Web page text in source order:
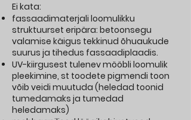
Ei kata:
fassaadimaterjali loomulikku
struktuurset eripära: betoonsegu
valamise käigus tekkinud õhuaukude
suurus ja tihedus fassaadiplaadis.
UV-kiirgusest tulenev mööbli loomulik
pleekimine, st toodete pigmendi toon
võib veidi muutuda (heledad toonid
tumedamaks ja tumedad
heledamaks)